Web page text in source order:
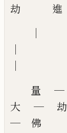
劫 進
量
大 ─
─ 佛